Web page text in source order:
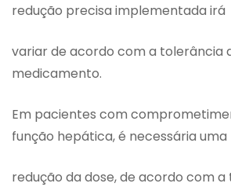
redução precisa implementada irá
variar de acordo com a tolerância
medicamento.
Em pacientes com
função hepática, é necessária uma
redução da dose, de acordo com